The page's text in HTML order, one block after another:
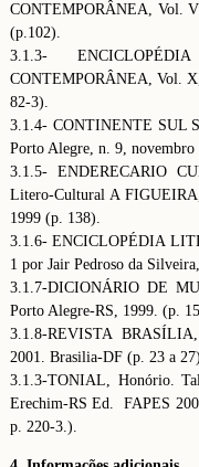
CONTEMPORÂNEA, Vol.
(p.102).
3.1.3-
CONTEMPORÂNEA, Vol.
82-3).
3.1.4- CONTINENTE SUL
Porto Alegre, n. 9,
3.1.5- ENDERECARIO
Litero-Cultural A
1999 (p. 138).
3.1.6- ENCICLOPÉDIA
1 por Jair Pedroso da
3.1.7-DICIONÁRIO DE
Porto Alegre-RS, 1999. (p.
3.1.8-REVISTA
2001. Brasilia-DF (p. 23 a
3.1.3-TONIAL, Honório.
Erechim-RS Ed. FAPES
p. 220-3.).